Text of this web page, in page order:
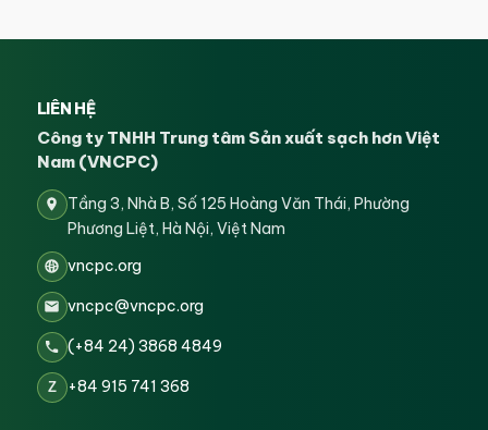
LIÊN HỆ
Công ty TNHH Trung tâm Sản xuất sạch hơn Việt
Nam (VNCPC)
Tầng 3, Nhà B, Số 125 Hoàng Văn Thái, Phường
Phương Liệt, Hà Nội, Việt Nam
vncpc.org
vncpc@vncpc.org
(+84 24) 3868 4849
Z +84 915 741 368